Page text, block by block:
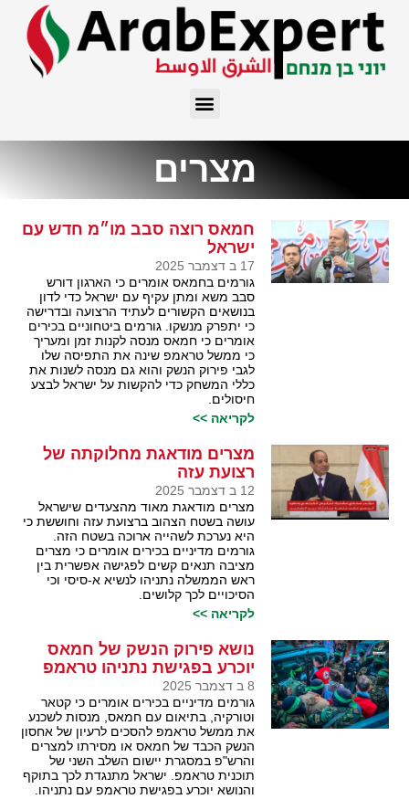
מצרים
חמאס רוצה סבב מו״מ חדש עם
ישראל
17 ב דצמבר 2025
גורמים בחמאס אומרים כי הארגון דורש
סבב משא ומתן עקיף עם ישראל כדי לדון
בנושאים הקשורים לעתיד הרצועה ובדרישה
כי יתפרק מנשקו. גורמים ביטחוניים בכירים
אומרים כי חמאס מנסה לקנות זמן ומעריך
כי ממשל טראמפ שינה את התפיסה שלו
לגבי פירוק הנשק והוא גם מנסה לשנות את
כללי המשחק כדי להקשות על ישראל לבצע
חיסולים.
לקריאה >>
מצרים מודאגת מחלוקתה של
רצועת עזה
12 ב דצמבר 2025
מצרים מודאגת מאוד מהצעדים שישראל
עושה בשטח הצהוב ברצועת עזה וחוששת כי
היא נערכת לשהייה ארוכה בשטח הזה.
גורמים מדיניים בכירים אומרים כי מצרים
מציבה תנאים קשים לפגישה אפשרית בין
ראש הממשלה נתניהו לנשיא א-סיסי וכי
הסיכויים לכך קלושים.
לקריאה >>
נושא פירוק הנשק של חמאס
יוכרע בפגישת נתניהו טראמפ
8 ב דצמבר 2025
גורמים מדיניים בכירים אומרים כי קטאר
וטורקיה, בתיאום עם חמאס, מנסות לשכנע
את ממשל טראמפ להסכים לרעיון של אחסון
הנשק הכבד של חמאס או מסירתו למצרים
והרש"פ במסגרת יישום השלב השני של
תוכנית טראמפ. ישראל מתנגדת לכך בתוקף
והנושא יוכרע בפגישת טראמפ עם נתניהו.